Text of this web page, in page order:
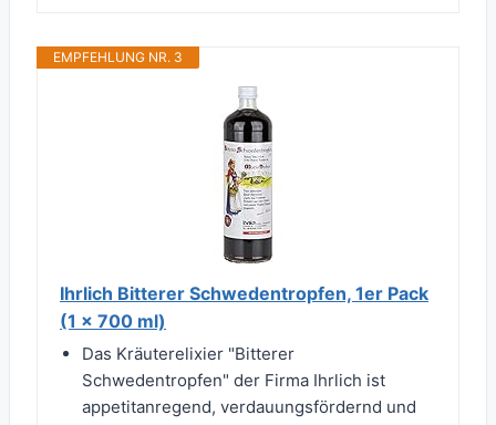
EMPFEHLUNG NR. 3
Ihrlich Bitterer Schwedentropfen, 1er Pack
(1 x 700 ml)
Das Kräuterelixier "Bitterer
Schwedentropfen" der Firma Ihrlich ist
appetitanregend, verdauungsfördernd und